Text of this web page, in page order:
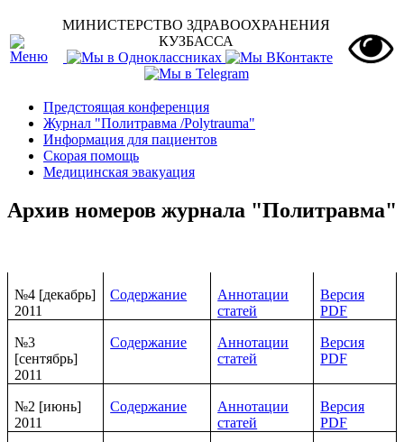
МИНИСТЕРСТВО ЗДРАВООХРАНЕНИЯ
КУЗБАССА
Предстоящая конференция
Журнал "Политравма /Polytrauma"
Информация для пациентов
Скорая помощь
Медицинская эвакуация
Архив номеров журнала "Политравма"
№4 [декабрь]
2011
Содержание
Аннотации
статей
Версия
PDF
№3
[сентябрь]
2011
Содержание
Аннотации
статей
Версия
PDF
№2 [июнь]
2011
Содержание
Аннотации
статей
Версия
PDF